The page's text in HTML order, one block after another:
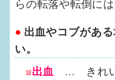
らの転落や転倒に
● 出血やコブがあ
い。
出血
…
きれ
さまざまな支援
子育てカレンダー